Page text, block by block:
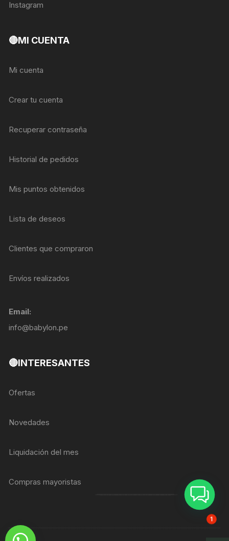
Instagram
🔴MI CUENTA
Mi cuenta
Crear tu cuenta
Recuperar contraseña
Historial de pedidos
Mis puntos obtenidos
Lista de deseos
Clientes que compraron
Envíos realizados
Email:
info@babylon.pe
🔴INTERESANTES
Ofertas
Novedades
Liquidación del mes
Compras mayoristas
1